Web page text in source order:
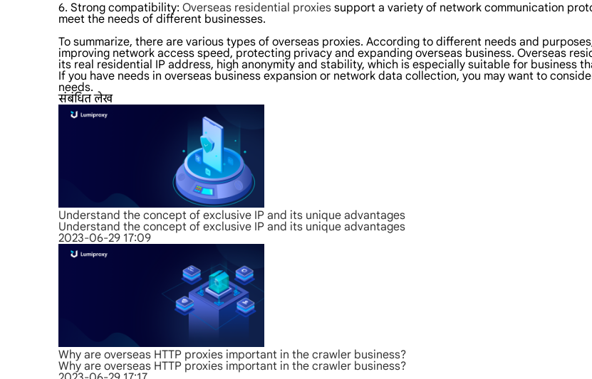
6. Strong compatibility: Overseas residential proxies support a variety of network communication
meet the needs of different businesses.
To summarize, there are various types of overseas proxies. According to different needs and
improving network access speed, protecting privacy and expanding overseas business. Overseas
its real residential IP address, high anonymity and stability, which is especially suitable for business
If you have needs in overseas business expansion or network data collection, you may want to
needs.
संबंधित लेख
Understand the concept of exclusive IP and its unique advantages
Understand the concept of exclusive IP and its unique advantages
2023-06-29 17:09
Why are overseas HTTP proxies important in the crawler business?
Why are overseas HTTP proxies important in the crawler business?